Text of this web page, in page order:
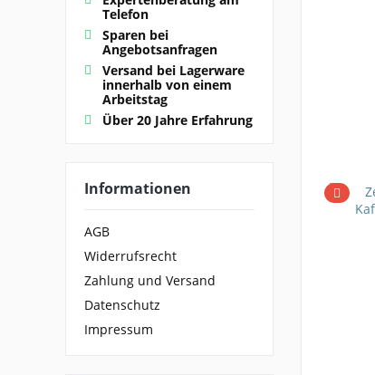
Telefon
Sparen bei
Angebotsanfragen
Versand bei Lagerware
innerhalb von einem
Arbeitstag
Über 20 Jahre Erfahrung
Informationen
AGB
Widerrufsrecht
Zahlung und Versand
Datenschutz
Impressum